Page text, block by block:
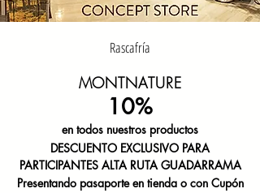
Rascafría
MONTNATURE
10%
en todos nuestros productos
DESCUENTO EXCLUSIVO PARA
PARTICIPANTES ALTA RUTA GUADARRAMA
Presentando pasaporte en tienda o con Cupón